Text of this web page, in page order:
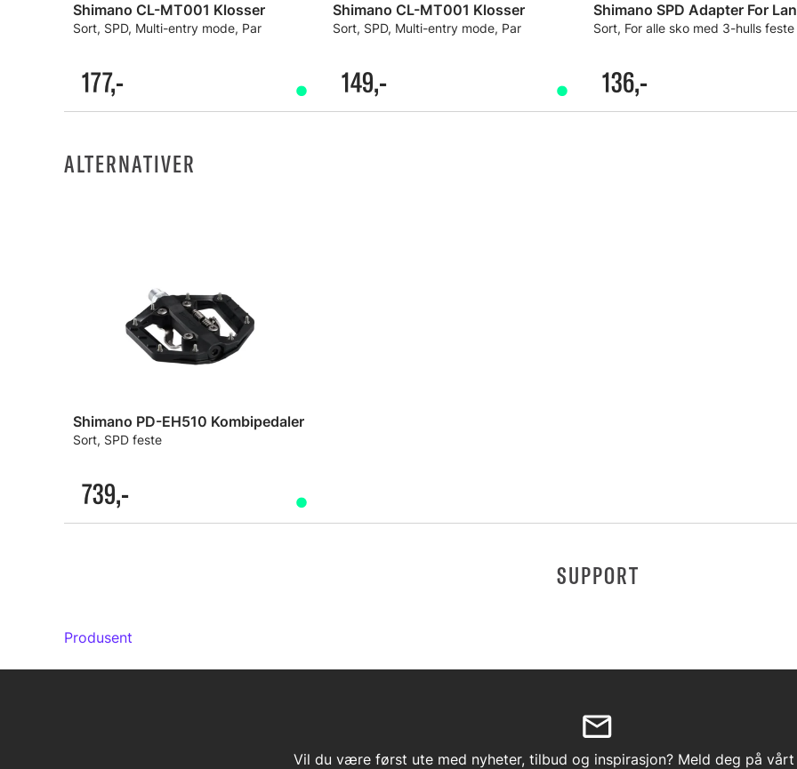
Shimano CL-MT001 Klosser
Sort, SPD, Multi-entry mode, Par
177,-
Shimano CL-MT001 Klosser
Sort, SPD, Multi-entry mode, Par
149,-
Sort, For alle sko med 3-hulls feste
136,-
ALTERNATIVER
Shimano PD-EH510 Kombipedaler
Sort, SPD feste
739,-
SUPPORT
Produsent
Vil du være først ute med nyheter, tilbud og inspirasjon? Meld deg på vårt